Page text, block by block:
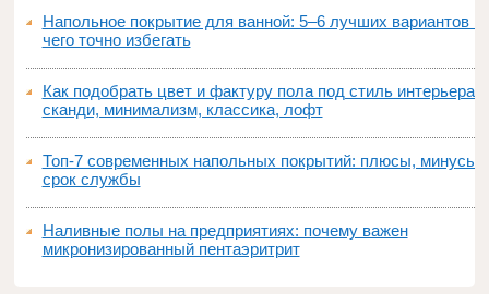
Напольное покрытие для ванной: 5–6 лучших вариантов и
чего точно избегать
Как подобрать цвет и фактуру пола под стиль интерьера:
сканди, минимализм, классика, лофт
Топ‑7 современных напольных покрытий: плюсы, минусы,
срок службы
Наливные полы на предприятиях: почему важен
микронизированный пентаэритрит